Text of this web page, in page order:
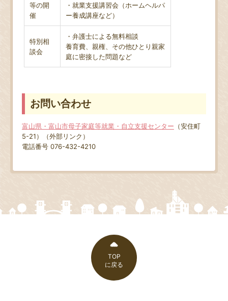
等の開
催
・就業支援講習会（ホームヘルパ
ー養成講座など）
特別相
談会
・弁護士による無料相談
養育費、親権、その他ひとり親家
庭に密接した問題など
お問い合わせ
富山県・富山市母子家庭等就業・自立支援センター （安住町
5-21）（外部リンク）
電話番号 076-432-4210
TOP
に戻る